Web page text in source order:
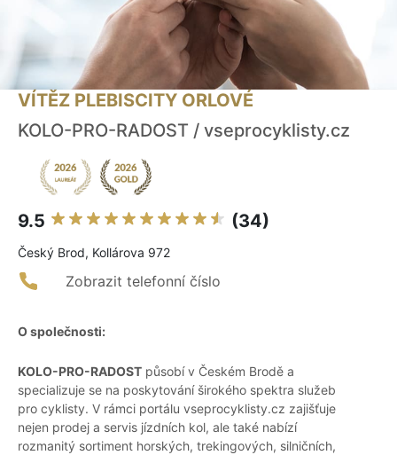
VÍTĚZ PLEBISCITY ORLOVÉ
KOLO-PRO-RADOST / vseprocyklisty.cz
9.5 (34)
Český Brod, Kollárova 972
Zobrazit telefonní číslo
O společnosti:
KOLO-PRO-RADOST působí v Českém Brodě a
specializuje se na poskytování širokého spektra služeb
pro cyklisty. V rámci portálu vseprocyklisty.cz zajišťuje
nejen prodej a servis jízdních kol, ale také nabízí
rozmanitý sortiment horských, trekingových, silničních,